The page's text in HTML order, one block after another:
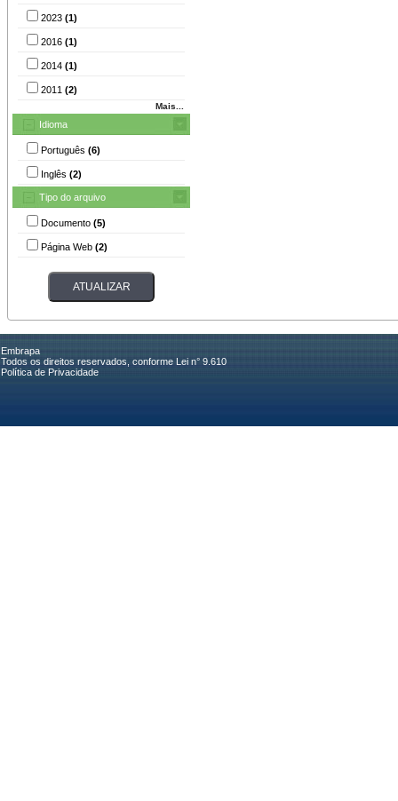
2023 (1)
2016 (1)
2014 (1)
2011 (2)
Mais...
Idioma
Português (6)
Inglês (2)
Tipo do arquivo
Documento (5)
Página Web (2)
Embrapa
Todos os direitos reservados, conforme Lei n° 9.610
Política de Privacidade